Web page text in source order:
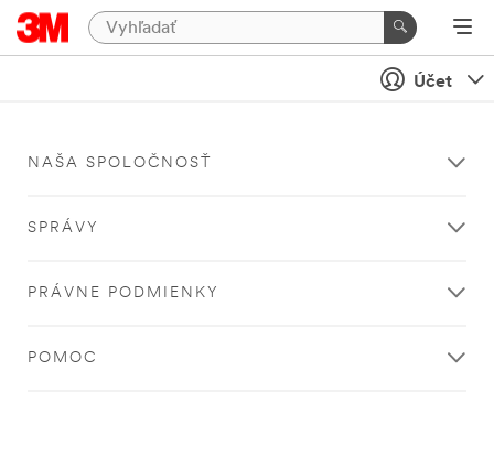
Účet
NAŠA SPOLOČNOSŤ
SPRÁVY
PRÁVNE PODMIENKY
POMOC